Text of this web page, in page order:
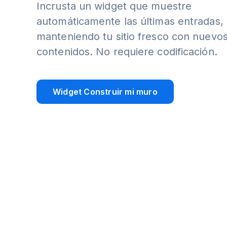
Incrusta un widget que muestre
automáticamente las últimas entradas,
manteniendo tu sitio fresco con
contenidos. No requiere codificación.
Widget Construir mi muro